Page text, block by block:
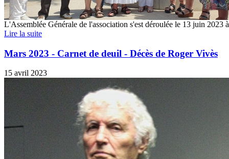
L'Assemblée Générale de l'association s'est déroulée le 13 juin 2023
Lire la suite
Mars 2023 - Carnet de deuil - Décès de Roger Vivès
15 avril 2023